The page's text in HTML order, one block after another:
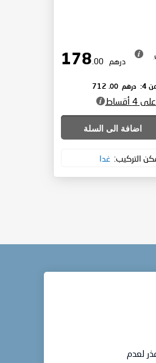
درهم .00
4: درهم 712
.00
أقساط
اضافة الى السلة
التركيب: غدا
لعدم